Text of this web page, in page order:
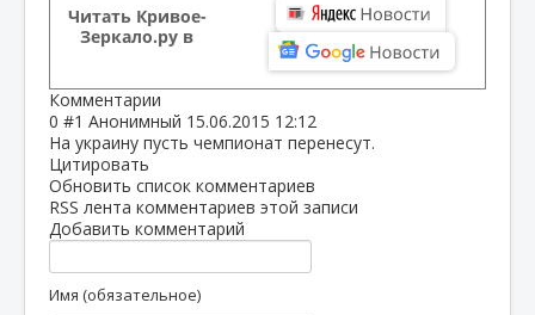
Читать Кривое-
Зеркало.ру в
Комментарии
0 #1 Анонимный 15.06.2015 12:12
На украину пусть чемпионат перенесут.
Цитировать
Обновить список комментариев
RSS лента комментариев этой записи
Добавить комментарий
Имя (обязательное)